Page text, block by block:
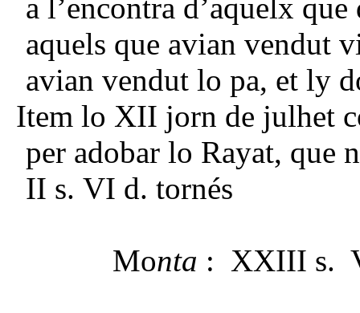
a l’encontra d’aquelx que
aquels que avian vendut
avian vendut lo pa, et ly
Item lo XII jorn de julhet
per adobar lo Rayat, que
II s. VI d. tornés
Monta : XXIII s.